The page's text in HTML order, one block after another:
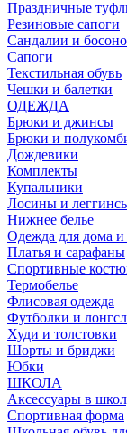
Праздничные
Резиновые сапоги
Сандалии и
Сапоги
Текстильная обувь
Чешки и балетки
ОДЕЖДА
Брюки и джинсы
Брюки и
Дождевики
Комплекты
Купальники
Лосины и
Нижнее белье
Одежда для дома и
Платья и сарафаны
Спортивные
Термобелье
Флисовая одежда
Футболки и
Худи и толстовки
Шорты и бриджи
Юбки
ШКОЛА
Аксессуары в
Спортивная форма